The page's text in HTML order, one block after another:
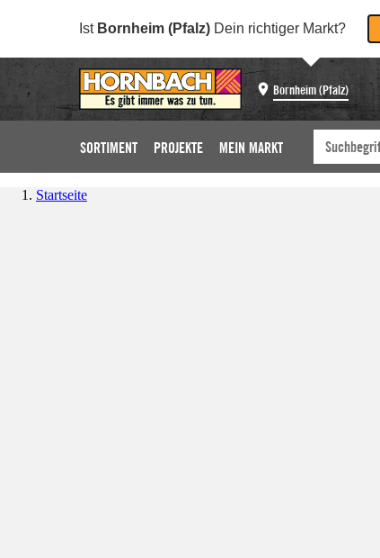
Ist Bornheim (Pfalz) Dein richtiger Markt?
Bornheim (Pfalz)
SORTIMENT PROJEKTE MEIN MARKT
Startseite